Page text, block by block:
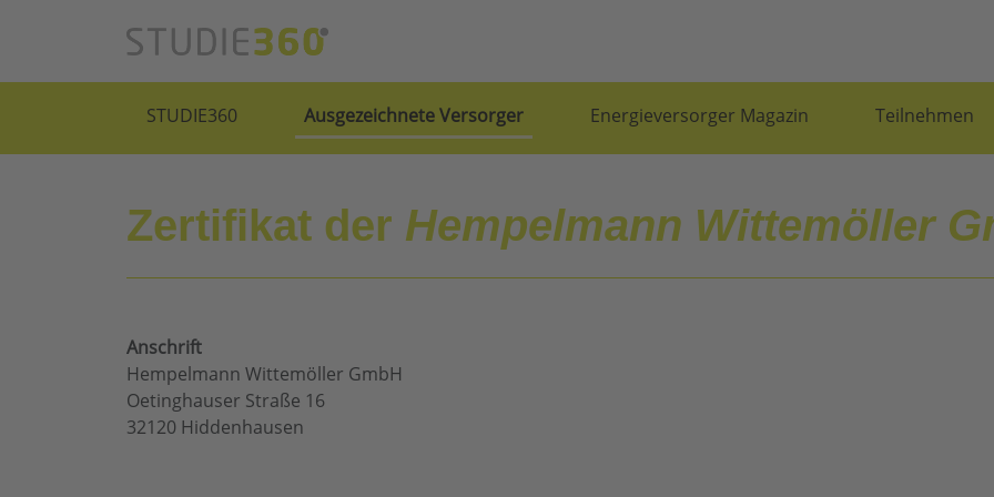
STUDIE360 Ausgezeichnete Versorger Energieversorger Magazin Teilnehmen
Zertifikat der Hempelmann Wittemöller
Anschrift
Hempelmann Wittemöller GmbH
Oetinghauser Straße 16
32120 Hiddenhausen